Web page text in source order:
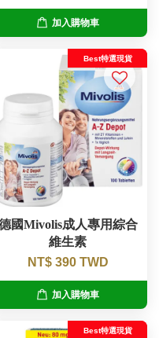
加入購物車
Best特選現貨
國Mivolis成人專用綜合
維生素
NT$ 390 TWD
加入購物車
Best特選現貨